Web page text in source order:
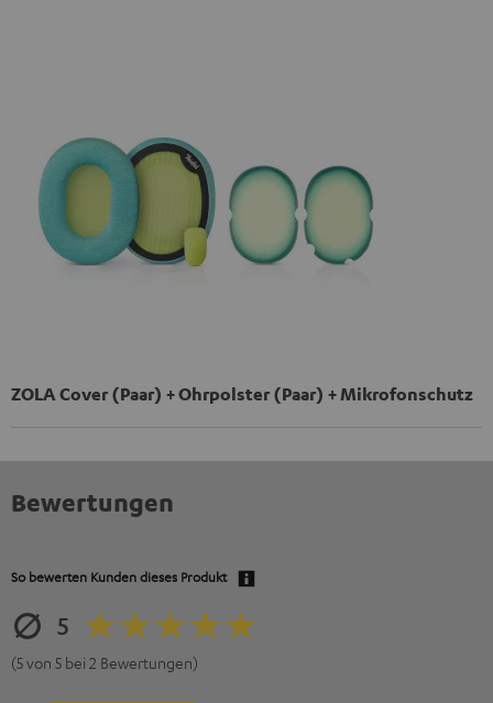
ZOLA Cover (Paar) + Ohrpolster (Paar) + Mikrofonschutz
Bewertungen
So bewerten Kunden dieses Produkt
5
(5 von 5 bei 2 Bewertungen)